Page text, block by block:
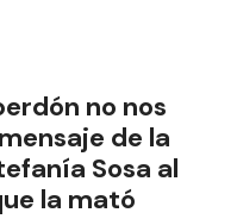
no nos
de la
Sosa al
la mató